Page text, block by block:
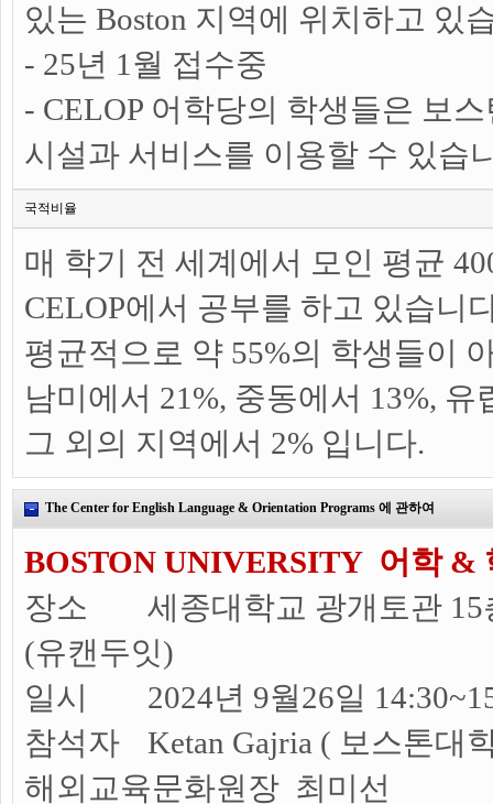
있는 Boston 지역에 위치하고 있
- 25년 1월 접수중
- CELOP 어학당의 학생들은 보
시설과 서비스를 이용할 수 있습
국적비율
매 학기 전 세계에서 모인 평균
CELOP에서 공부를 하고 있습니
평균적으로 약 55%의 학생들이
남미에서 21%, 중동에서 13%,
그 외의 지역에서 2% 입니다.
The Center for English Language & Orientation Programs 에 관하여
BOSTON UNIVERSITY 어학 &
장소
세종대학교 광개토관
(유캔두잇)
일시
2024년 9월26일
참석자
Ketan Gajria ( 보스톤대
해외교육문화원장 최미선